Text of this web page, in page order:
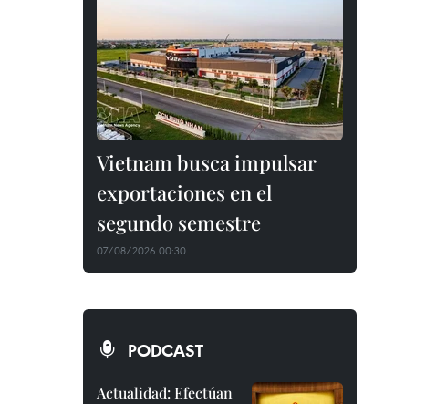
Vietnam busca impulsar
exportaciones en el
segundo semestre
07/08/2026 00:30
PODCAST
Actualidad: Efectúan